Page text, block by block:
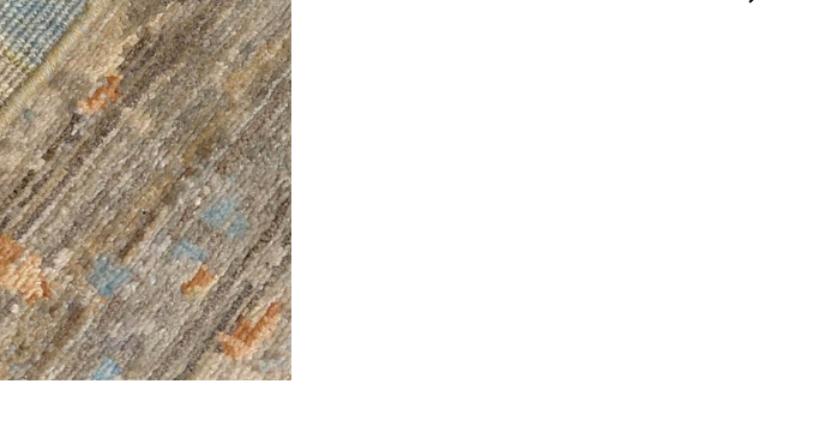
Voor meer informatie kunt u terecht op:
Terugbetalingsbeleid